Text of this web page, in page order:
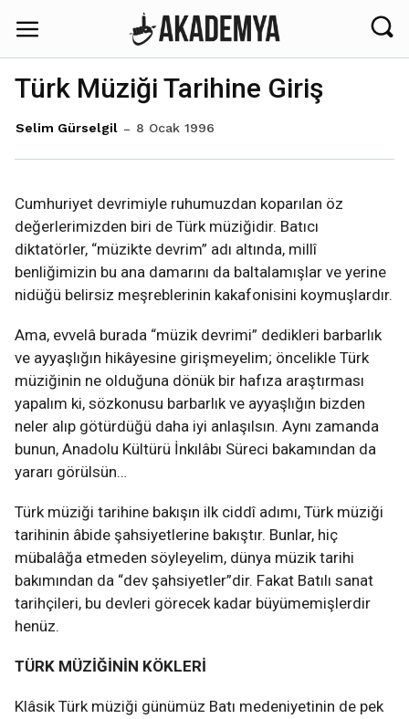
Türk Müziği Tarihine Giriş
Selim Gürselgil 8 Ocak 1996
Cumhuriyet devrimiyle ruhumuzdan koparılan öz
değerlerimizden biri de Türk müziğidir. Batıcı
diktatörler, “müzikte devrim” adı altında, millî
benliğimizin bu ana damarını da baltalamışlar ve yerine
nidüğü belirsiz meşreblerinin kakafonisini koymuşlardır.
Ama, evvelâ burada “müzik devrimi” dedikleri barbarlık
ve ayyaşlığın hikâyesine girişmeyelim; öncelikle Türk
müziğinin ne olduğuna dönük bir hafıza araştırması
yapalım ki, sözkonusu barbarlık ve ayyaşlığın bizden
neler alıp götürdüğü daha iyi anlaşılsın. Aynı zamanda
bunun, Anadolu Kültürü İnkılâbı Süreci bakamından da
yararı görülsün…
Türk müziği tarihine bakışın ilk ciddî adımı, Türk müziği
tarihinin âbide şahsiyetlerine bakıştır. Bunlar, hiç
mübalâğa etmeden söyleyelim, dünya müzik tarihi
bakımından da “dev şahsiyetler”dir. Fakat Batılı sanat
tarihçileri, bu devleri görecek kadar büyümemişlerdir
henüz.
TÜRK MÜZİĞİNİN KÖKLERİ
Klâsik Türk müziği günümüz Batı medeniyetinin de pek